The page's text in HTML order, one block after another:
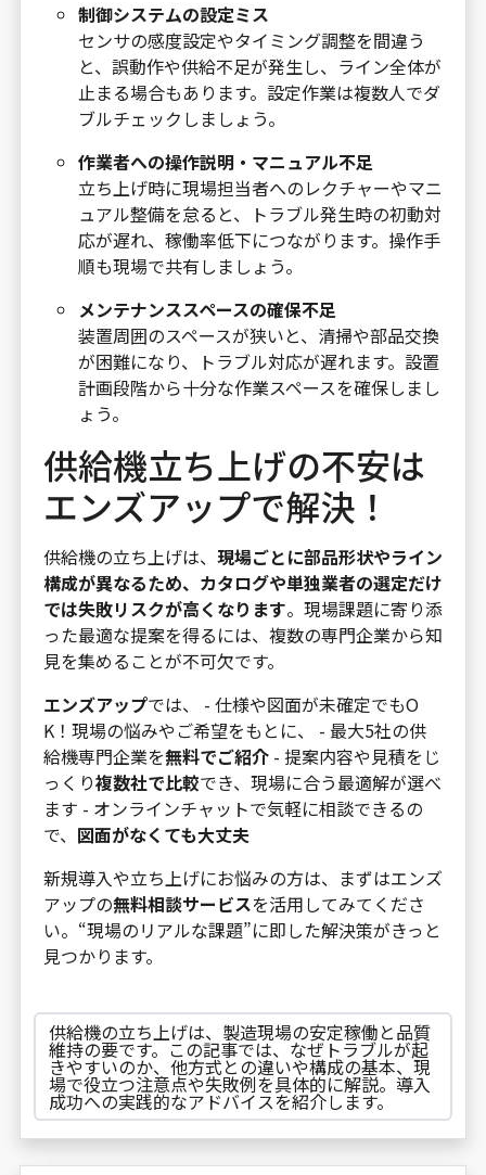
制御システムの設定ミス
センサの感度設定やタイミング調整を間違う
と、誤動作や供給不足が発生し、ライン全体が
止まる場合もあります。設定作業は複数人でダ
ブルチェックしましょう。
作業者への操作説明・マニュアル不足
立ち上げ時に現場担当者へのレクチャーやマニ
ュアル整備を怠ると、トラブル発生時の初動対
応が遅れ、稼働率低下につながります。操作手
順も現場で共有しましょう。
メンテナンススペースの確保不足
装置周囲のスペースが狭いと、清掃や部品交換
が困難になり、トラブル対応が遅れます。設置
計画段階から十分な作業スペースを確保しまし
ょう。
供給機立ち上げの不安は
エンズアップで解決！
供給機の立ち上げは、 現場ごとに部品形状やライン
構成が異なるため、カタログや単独業者の選定だけ
では失敗リスクが高くなります。現場課題に寄り添
った最適な提案を得るには、複数の専門企業から知
見を集めることが不可欠です。
エンズアップでは、 - 仕様や図面が未確定でもO
K！現場の悩みやご希望をもとに、 - 最大5社の供
給機専門企業を無料でご紹介- 提案内容や見積をじ
っくり複数社で比較でき、現場に合う最適解が選べ
ます - オンラインチャットで気軽に相談できるの
で、 図面がなくても大丈夫
新規導入や立ち上げにお悩みの方は、まずはエンズ
アップの無料相談サービスを活用してみてくださ
い。“現場のリアルな課題”に即した解決策がきっと
見つかります。
供給機の立ち上げは、製造現場の安定稼働と品質
維持の要です。この記事では、なぜトラブルが起
きやすいのか、他方式との違いや構成の基本、現
場で役立つ注意点や失敗例を具体的に解説。導入
成功への実践的なアドバイスを紹介します。